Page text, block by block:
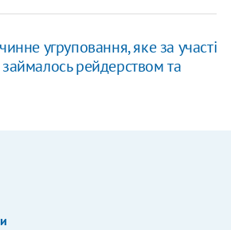
угруповання, яке за участі
рейдерством та